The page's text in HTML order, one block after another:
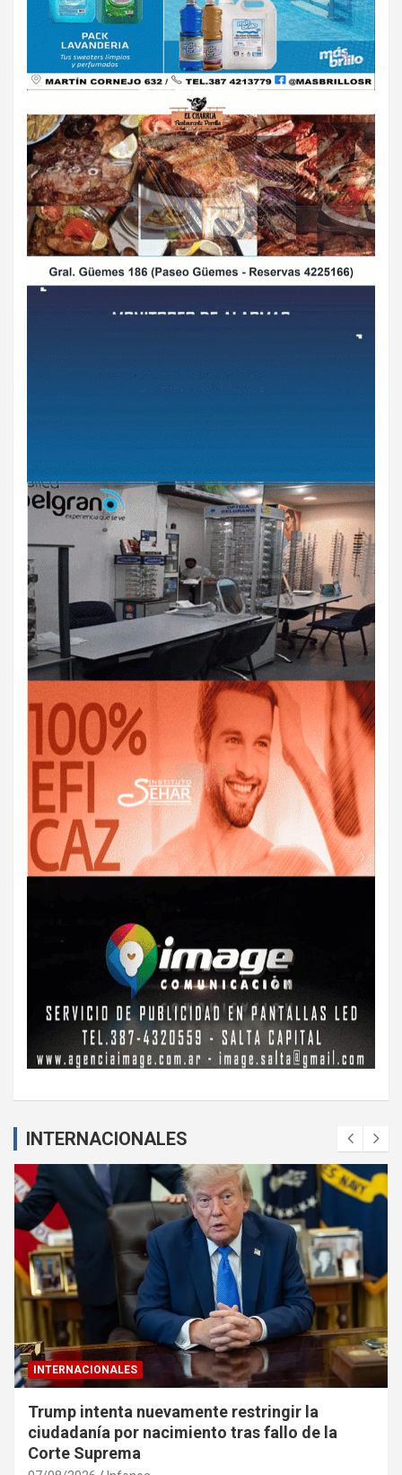
INTERNACIONALES
INTERNACIONALES
Trump intenta nuevamente restringir la
ciudadanía por nacimiento tras fallo de la
Corte Suprema